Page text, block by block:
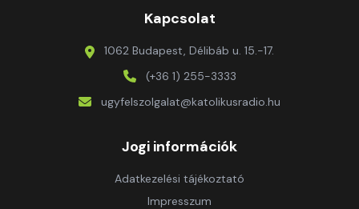
Kapcsolat
1062 Budapest, Délibáb u. 15.-17.
(+36 1) 255-3333
ugyfelszolgalat@katolikusradio.hu
Jogi információk
Adatkezelési tájékoztató
Impresszum